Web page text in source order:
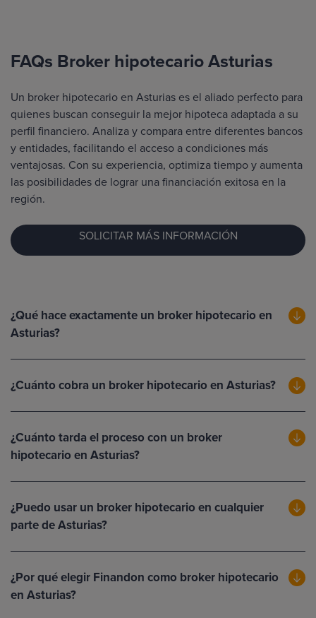
FAQs Broker hipotecario Asturias
Un broker hipotecario en Asturias es el aliado perfecto para
quienes buscan conseguir la mejor hipoteca adaptada a su
perfil financiero. Analiza y compara entre diferentes bancos
y entidades, facilitando el acceso a condiciones más
ventajosas. Con su experiencia, optimiza tiempo y aumenta
las posibilidades de lograr una financiación exitosa en la
región.
SOLICITAR MÁS INFORMACIÓN
¿Qué hace exactamente un broker hipotecario en
Asturias?
¿Cuánto cobra un broker hipotecario en Asturias?
¿Cuánto tarda el proceso con un broker
hipotecario en Asturias?
¿Puedo usar un broker hipotecario en cualquier
parte de Asturias?
¿Por qué elegir Finandon como broker hipotecario
en Asturias?